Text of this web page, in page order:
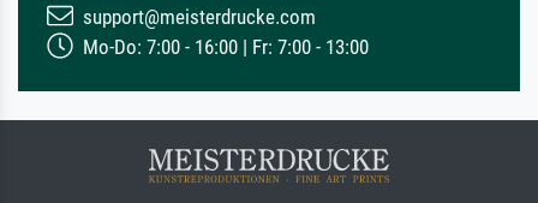
support@meisterdrucke.com
Mo-Do: 7:00 - 16:00 | Fr: 7:00 - 13:00